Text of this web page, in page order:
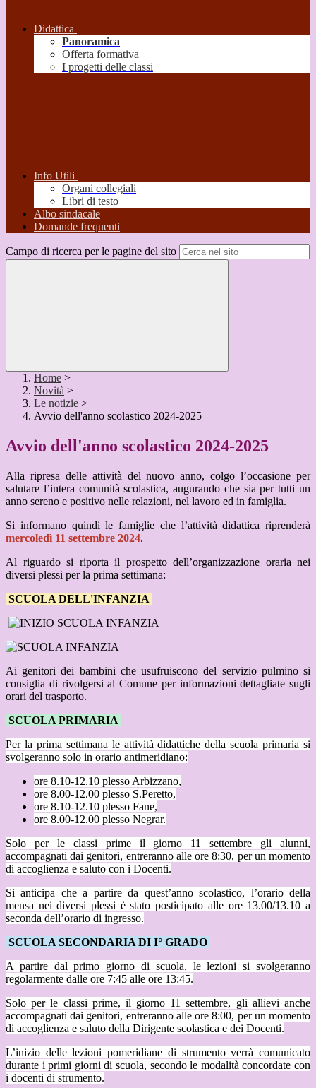
Didattica
Panoramica
Offerta formativa
I progetti delle classi
Info Utili
Organi collegiali
Libri di testo
Albo sindacale
Domande frequenti
Campo di ricerca per le pagine del sito
Home >
Novità >
Le notizie >
Avvio dell'anno scolastico 2024-2025
Avvio dell'anno scolastico 2024-2025
Alla ripresa delle attività del nuovo anno, colgo l’occasione per
salutare l’intera comunità scolastica, augurando che sia per tutti un
anno sereno e positivo nelle relazioni, nel lavoro ed in famiglia.
Si informano quindi le famiglie che l’attività didattica riprenderà
mercoledì 11 settembre 2024.
Al riguardo si riporta il prospetto dell’organizzazione oraria nei
diversi plessi per la prima settimana:
SCUOLA DELL'INFANZIA
Ai genitori dei bambini che usufruiscono del servizio pulmino si
consiglia di rivolgersi al Comune per informazioni dettagliate sugli
orari del trasporto.
SCUOLA PRIMARIA
Per la prima settimana le attività didattiche della scuola primaria si
svolgeranno solo in orario antimeridiano:
ore 8.10-12.10 plesso Arbizzano,
ore 8.00-12.00 plesso S.Peretto,
ore 8.10-12.10 plesso Fane,
ore 8.00-12.00 plesso Negrar.
Solo per le classi prime il giorno 11 settembre gli alunni,
accompagnati dai genitori, entreranno alle ore 8:30, per un momento
di accoglienza e saluto con i Docenti.
Si anticipa che a partire da quest’anno scolastico, l’orario della
mensa nei diversi plessi è stato posticipato alle ore 13.00/13.10 a
seconda dell’orario di ingresso.
SCUOLA SECONDARIA DI I° GRADO
A partire dal primo giorno di scuola, le lezioni si svolgeranno
regolarmente dalle ore 7:45 alle ore 13:45.
Solo per le classi prime, il giorno 11 settembre, gli allievi anche
accompagnati dai genitori, entreranno alle ore 8:00, per un momento
di accoglienza e saluto della Dirigente scolastica e dei Docenti.
L’inizio delle lezioni pomeridiane di strumento verrà comunicato
durante i primi giorni di scuola, secondo le modalità concordate con
i docenti di strumento.